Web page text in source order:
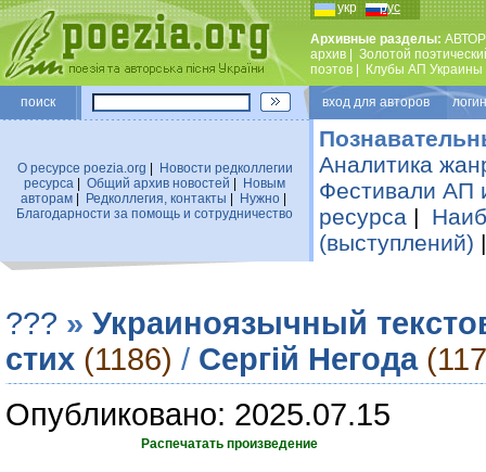
укр рус
Архивные разделы:
архив
Золотой
поэтов
Клубы АП Украины
поиск вход для авторов
О ресурсе poezia.org
Новости редколлегии
ресурса
Общий архив новостей
Новым
авторам| Редколлегия, контакты Нужно|
Благодарности за помощь и сотрудничество
Аналитика
Фестивали АП
ресурса |
(выступлений)
??? » Украиноязычный
стих (1186) / Сергій Негода
Опубликовано: 2025.07.15
Распечатать произведение